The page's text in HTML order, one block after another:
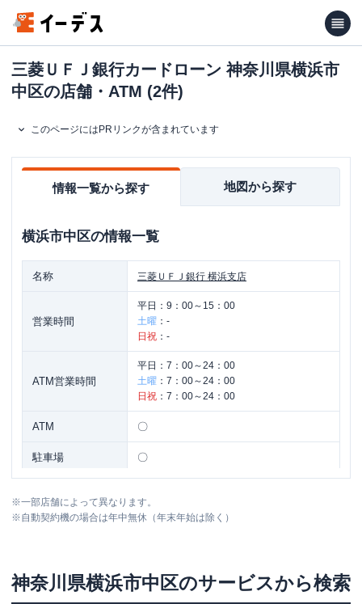
三菱ＵＦＪ銀行カードローン 神奈川県横浜市
中区の店舗・ATM (2件)
このページにはPRリンクが含まれています
情報一覧から探す 地図から探す
横浜市中区の情報一覧
名称 三菱ＵＦＪ銀行 横浜支店
営業時間
平日： 9：00～15：00
土曜 ： -
日祝 ： -
ATM営業時間
平日： 7：00～24：00
土曜 ： 7：00～24：00
日祝 ： 7：00～24：00
ATM 〇
駐車場 〇
営業時間
土曜：-
※一部店舗によって異なります。
※自動契約機の場合は年中無休（年末年始は除く）
神奈川県横浜市中区のサービスから検索